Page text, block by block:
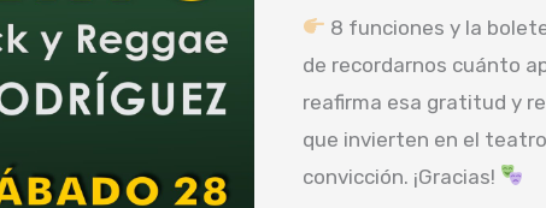
8 funciones y la
de recordarnos cuánto
reafirma esa gratitud y
que invierten en el
convicción. ¡Gracias!